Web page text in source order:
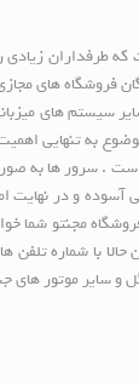
که طرفداران
فروشگاه های
سیستم های
به تنهایی
. سرور ها به
و در نهایت
شماره تلفن های
موتور های